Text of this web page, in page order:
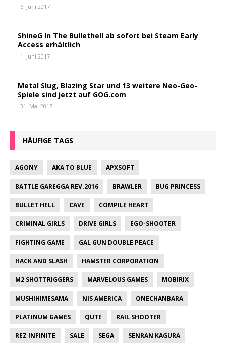
6. Juni 2017
ShineG In The Bullethell ab sofort bei Steam Early
Access erhältlich
1. Juni 2017
Metal Slug, Blazing Star und 13 weitere Neo-Geo-
Spiele sind jetzt auf GOG.com
31. Mai 2017
HÄUFIGE TAGS
AGONY AKA TO BLUE APXSOFT
BATTLE GAREGGA REV.2016 BRAWLER BUG PRINCESS
BULLET HELL CAVE COMPILE HEART
CRIMINAL GIRLS DRIVE GIRLS EGO-SHOOTER
FIGHTING GAME GAL GUN DOUBLE PEACE
HACK AND SLASH HAMSTER CORPORATION
M2 SHOTTRIGGERS MARVELOUS GAMES MOBIRIX
MUSHIHIMESAMA NIS AMERICA ONECHANBARA
PLATINUM GAMES QUTE RAIL SHOOTER
REZ INFINITE SALE SEGA SENRAN KAGURA